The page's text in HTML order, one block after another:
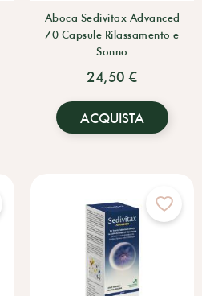
Aboca Sedivitax Advanced
70 Capsule Rilassamento e
Sonno
24,50 €
ACQUISTA